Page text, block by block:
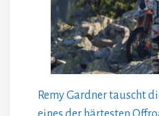
Remy Gardner tauscht